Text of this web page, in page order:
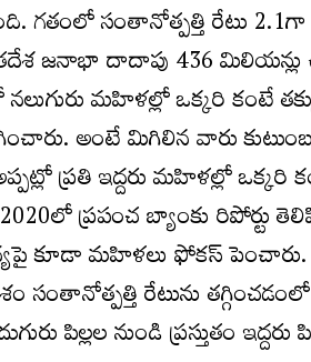
గతంలో సంతానోత్పత్తి రేటు
జనాభా దాదాపు 436 మిలియన్లు
నలుగురు మహిళల్లో ఒక్కరి
అంటే మిగిలిన వారు
ప్రతి ఇద్దరు మహిళల్లో ఒక్కరి
ప్రపంచ బ్యాంకు
కూడా మహిళలు ఫోకస్
సంతానోత్పత్తి రేటును
పిల్లల నుండి ప్రస్తుతం ఇద్దరు